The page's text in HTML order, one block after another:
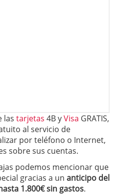
las tarjetas 4B yVisa GRATIS,
al servicio de
por teléfono o Internet,
sobre sus cuentas.
podemos mencionar que
gracias a un anticipo del
1.800€ sin gastos.